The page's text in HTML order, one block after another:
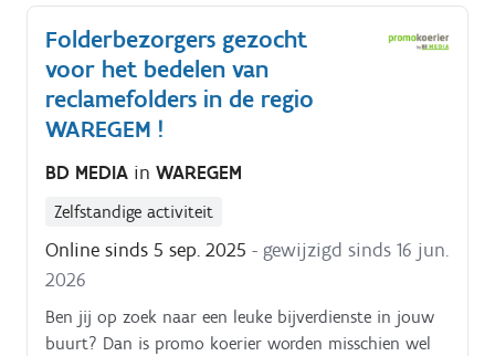
Je kiest daarbij zelf hoe je dat doet (met de fiets, te
voet, bromfiets, … ) De folderpakketten moeten
tussen zondagochtend en dinsdagavond in de
brievenbussen belanden Je kiest binnen die
tijdspanne zelf wanneer je de pakketten rondbrengt
Op die manier kan je het inplannen volgens jouw
eigen beschikbaarheid De opdracht is in zelfstandig
wordt tijdens een gesprek in het dichtstbijzijnde
kantoor of via een videocall gegeven.
Folderbezorgers gezocht
voor het bedelen van
reclamefolders in de regio
WAREGEM !
BD MEDIA in WAREGEM
Zelfstandige activiteit
Online sinds 5 sep. 2025 - gewijzigd sinds 16 jun.
2026
Ben jij op zoek naar een leuke bijverdienste in jouw
buurt? Dan is promo koerier worden misschien wel